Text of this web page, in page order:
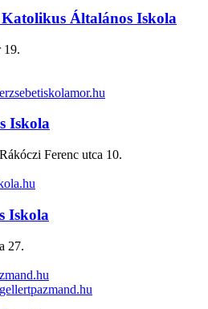
Katolikus Általános Iskola
19.
Iskola
Ferenc utca 10.
Iskola
27.